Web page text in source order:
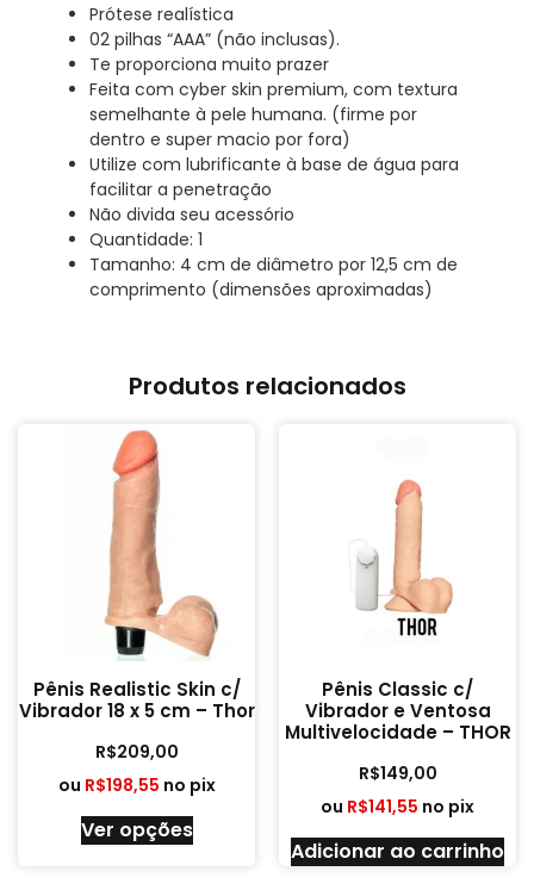
Prótese realística
02 pilhas “AAA” (não inclusas).
Te proporciona muito prazer
Feita com cyber skin premium, com textura
semelhante à pele humana. (firme por
dentro e super macio por fora)
Utilize com lubrificante à base de água para
facilitar a penetração
Não divida seu acessório
Quantidade: 1
Tamanho: 4 cm de diâmetro por 12,5 cm de
comprimento (dimensões aproximadas)
Produtos relacionados
Pênis Realistic Skin c/
Vibrador 18 x 5 cm – Thor
R$209,00
ou R$198,55 no pix
Ver opções
Pênis Classic c/
Vibrador e Ventosa
Multivelocidade – THOR
R$149,00
ou R$141,55 no pix
Adicionar ao carrinho